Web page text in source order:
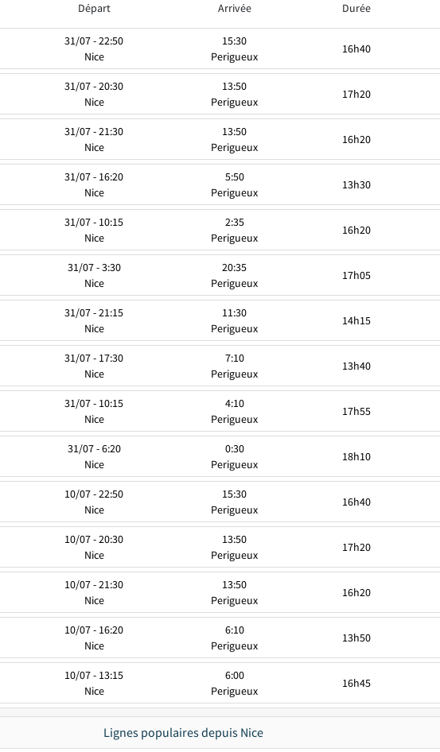
Départ Arrivée Durée
31/07 - 22:50
Nice
15:30
Perigueux
16h40
31/07 - 20:30
Nice
13:50
Perigueux
17h20
31/07 - 21:30
Nice
13:50
Perigueux
16h20
31/07 - 16:20
Nice
5:50
Perigueux
13h30
31/07 - 10:15
Nice
2:35
Perigueux
16h20
31/07 - 3:30
Nice
20:35
Perigueux
17h05
31/07 - 21:15
Nice
11:30
Perigueux
14h15
31/07 - 17:30
Nice
7:10
Perigueux
13h40
31/07 - 10:15
Nice
4:10
Perigueux
17h55
31/07 - 6:20
Nice
0:30
Perigueux
18h10
10/07 - 22:50
Nice
15:30
Perigueux
16h40
10/07 - 20:30
Nice
13:50
Perigueux
17h20
10/07 - 21:30
Nice
13:50
Perigueux
16h20
10/07 - 16:20
Nice
6:10
Perigueux
13h50
10/07 - 13:15
Nice
6:00
Perigueux
16h45
Lignes populaires depuis Nice